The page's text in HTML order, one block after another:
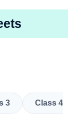
3 Class 4